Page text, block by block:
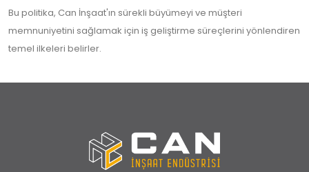
Bu politika, Can İnşaat'ın sürekli büyümeyi ve müşteri
memnuniyetini sağlamak için iş geliştirme süreçlerini yönlendiren
temel ilkeleri belirler.